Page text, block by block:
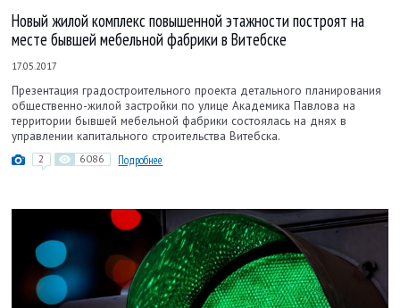
Новый жилой комплекс повышенной этажности построят на
месте бывшей мебельной фабрики в Витебске
17.05.2017
Презентация градостроительного проекта детального планирования
общественно-жилой застройки по улице Академика Павлова на
территории бывшей мебельной фабрики состоялась на днях в
управлении капитального строительства Витебска.
2 6086 Подробнее